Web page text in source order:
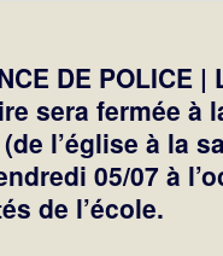
DE POLICE |
sera fermée à
l’église à la
05/07 à
de l’école.